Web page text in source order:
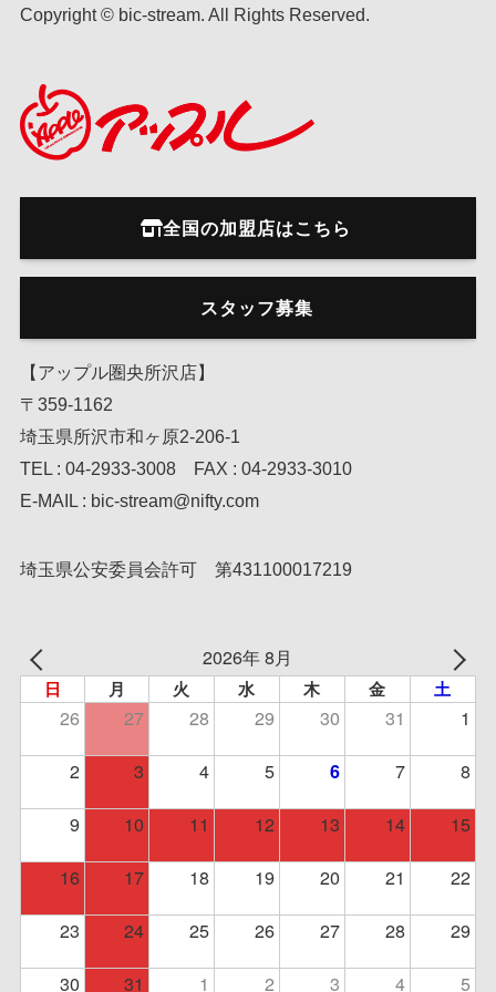
Copyright © bic-stream. All Rights Reserved.
全国の加盟店はこちら
スタッフ募集
【アップル圏央所沢店】
〒359-1162
埼玉県所沢市和ヶ原2-206-1
TEL : 04-2933-3008 FAX : 04-2933-3010
E-MAIL : bic-stream@nifty.com
埼玉県公安委員会許可 第431100017219
2026年 8月
日 月 火 水 木 金 土
26 27 28 29 30 31
1
2
3 4 5 6 7
8
9
10 11 12 13 14
15
16
17 18 19 20 21
22
23
24 25 26 27 28
29
30
31 1 2 3 4 5